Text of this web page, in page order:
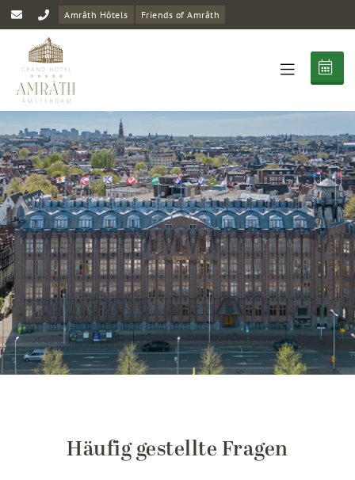
Amrâth Hôtels Friends of Amrâth
Häufig gestellte Fragen